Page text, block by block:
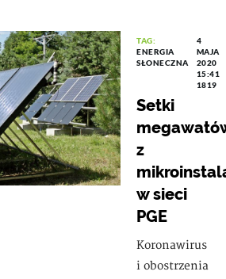
TAG:
ENERGIA
SŁONECZNA
4
MAJA
2020
15:41
1819
Setki
z
w sieci
PGE
Koronawirus
i obostrzenia